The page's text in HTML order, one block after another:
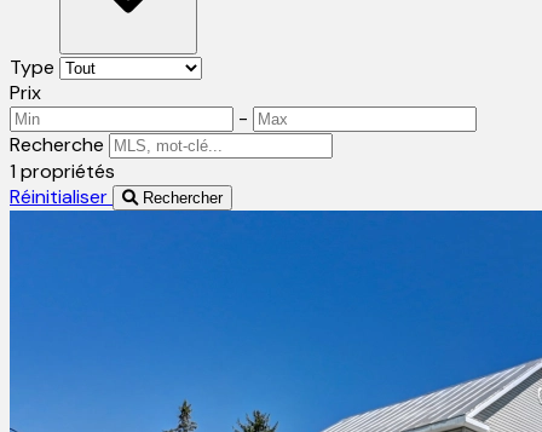
Type
Prix
-
Recherche
1 propriétés
Réinitialiser
Rechercher